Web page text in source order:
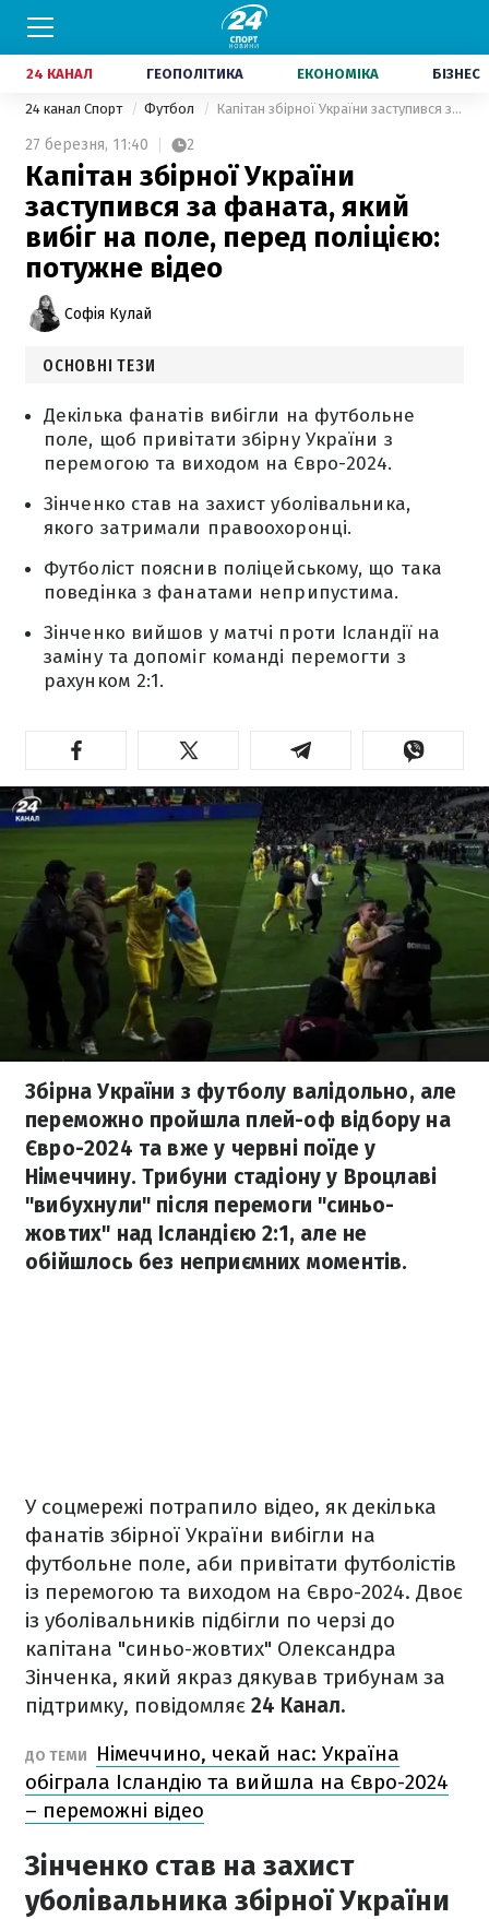
24 КАНАЛ ГЕОПОЛІТИКА ЕКОНОМІКА БІЗНЕС
24 канал Спорт Футбол Капітан збірної України заступився за фаната, який вибіг на поле, перед поліцією: потужне відео
27 березня, 11:40 2
Капітан збірної України
заступився за фаната, який
вибіг на поле, перед поліцією:
потужне відео
Софія Кулай
ОСНОВНІ ТЕЗИ
Декілька фанатів вибігли на футбольне
поле, щоб привітати збірну України з
перемогою та виходом на Євро-2024.
Зінченко став на захист уболівальника,
якого затримали правоохоронці.
Футболіст пояснив поліцейському, що така
поведінка з фанатами неприпустима.
Зінченко вийшов у матчі проти Ісландії на
заміну та допоміг команді перемогти з
рахунком 2:1.
Збірна України з футболу валідольно, але
переможно пройшла плей-оф відбору на
Євро-2024 та вже у червні поїде у
Німеччину. Трибуни стадіону у Вроцлаві
"вибухнули" після перемоги "синьо-
жовтих" над Ісландією 2:1, але не
обійшлось без неприємних моментів.
У соцмережі потрапило відео, як декілька
фанатів збірної України вибігли на
футбольне поле, аби привітати футболістів
із перемогою та виходом на Євро-2024. Двоє
із уболівальників підбігли по черзі до
капітана "синьо-жовтих" Олександра
Зінченка, який якраз дякував трибунам за
підтримку, повідомляє 24 Канал.
ДО ТЕМИ
Німеччино, чекай нас: Україна
обіграла Ісландію та вийшла на Євро-2024
– переможні відео
Зінченко став на захист
уболівальника збірної України